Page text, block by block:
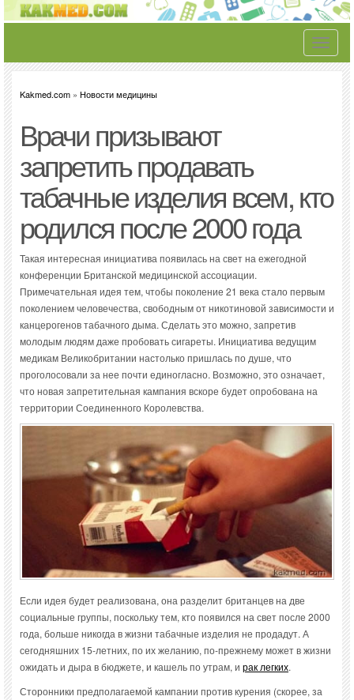
Toggle
Kakmed.com » Новости медицины
Врачи призывают
запретить продавать
табачные изделия всем, кто
родился после 2000 года
Такая интересная инициатива появилась на свет на ежегодной
конференции Британской медицинской ассоциации.
Примечательная идея тем, чтобы поколение 21 века стало первым
поколением человечества, свободным от никотиновой зависимости и
канцерогенов табачного дыма. Сделать это можно, запретив
молодым людям даже пробовать сигареты. Инициатива ведущим
медикам Великобритании настолько пришлась по душе, что
проголосовали за нее почти единогласно. Возможно, это означает,
что новая запретительная кампания вскоре будет опробована на
территории Соединенного Королевства.
Если идея будет реализована, она разделит британцев на две
социальные группы, поскольку тем, кто появился на свет после 2000
года, больше никогда в жизни табачные изделия не продадут. А
сегодняшних 15-летних, по их желанию, по-прежнему может в жизни
ожидать и дыра в бюджете, и кашель по утрам, и рак легких.
Сторонники предполагаемой кампании против курения (скорее, за